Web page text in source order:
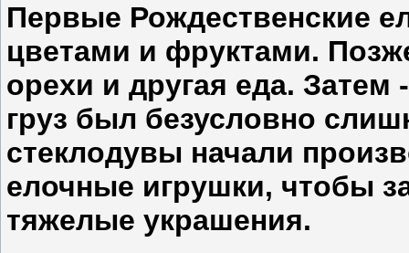
Первые Рождественские
цветами и фруктами.
орехи и другая еда. Затем
груз был безусловно
стеклодувы начали
елочные игрушки, чтобы
тяжелые украшения.